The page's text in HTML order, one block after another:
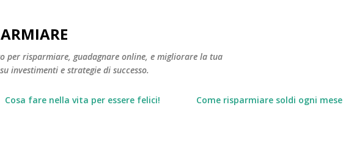
per risparmiare, guadagnare online, e migliorare la tua
investimenti e strategie di successo.
Cosa fare nella vita per essere felici! Come risparmiare soldi ogni mese